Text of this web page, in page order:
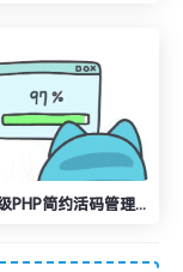
全新轻量级PHP简约活码管理系统